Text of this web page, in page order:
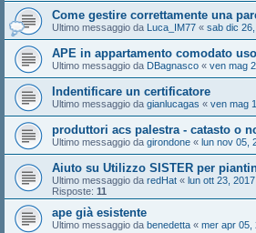
Come gestire correttamente una
Ultimo messaggio da Luca_IM77 « sab dic
APE in appartamento comodato
Ultimo messaggio da DBagnasco « ven mag
Indentificare un certificatore
Ultimo messaggio da gianlucagas « ven mag
produttori acs palestra - catasto o
Ultimo messaggio da girondone « lun nov 05,
Aiuto su Utilizzo SISTER per
Ultimo messaggio da redHat « lun ott 23,
Risposte: 11
ape già esistente
Ultimo messaggio da benedetta « mer apr 05,